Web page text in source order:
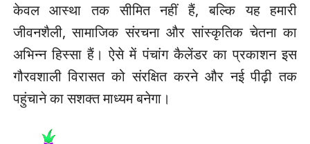
केवल आस्था तक सीमित नहीं हैं, बल्कि यह हमारी
जीवनशैली, सामाजिक संरचना और सांस्कृतिक चेतना का
अभिन्न हिस्सा हैं। ऐसे में पंचांग कैलेंडर का प्रकाशन इस
गौरवशाली विरासत को संरक्षित करने और नई पीढ़ी तक
पहुंचाने का सशक्त माध्यम बनेगा।